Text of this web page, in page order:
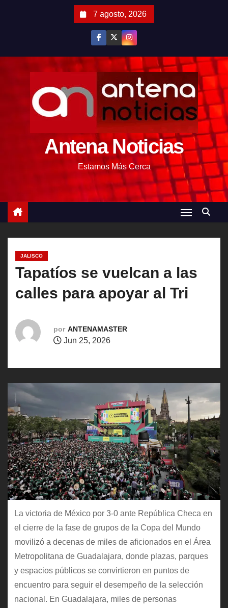
7 agosto, 2026
Antena Noticias
Estamos Más Cerca
JALISCO
Tapatíos se vuelcan a las
calles para apoyar al Tri
por ANTENAMASTER
Jun 25, 2026
La victoria de México por 3-0 ante República Checa en
el cierre de la fase de grupos de la Copa del Mundo
movilizó a decenas de miles de aficionados en el Área
Metropolitana de Guadalajara, donde plazas, parques
y espacios públicos se convirtieron en puntos de
encuentro para seguir el desempeño de la selección
nacional. En Guadalajara, miles de personas